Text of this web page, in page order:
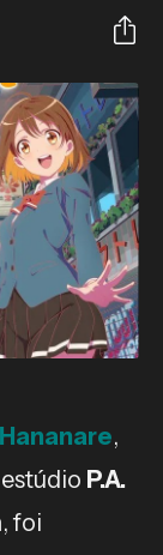
,
P.A.
, foi